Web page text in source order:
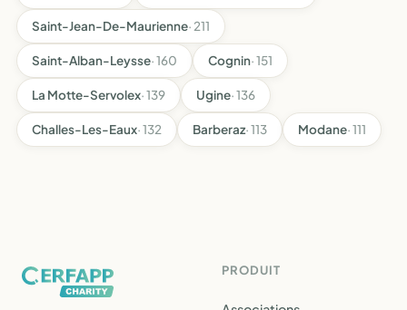
Saint-Jean-De-Maurienne· 211
Saint-Alban-Leysse· 160 Cognin· 151
La Motte-Servolex· 139 Ugine· 136
Challes-Les-Eaux· 132 Barberaz· 113 Modane· 111
PRODUIT